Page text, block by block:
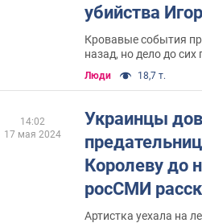
убийства
Кровавые события
назад, но дело до
Люди 18,7 т.
Украинцы
Королеву до
росСМИ
состоянии
Артистка уехала на
14:02
17 мая 2024